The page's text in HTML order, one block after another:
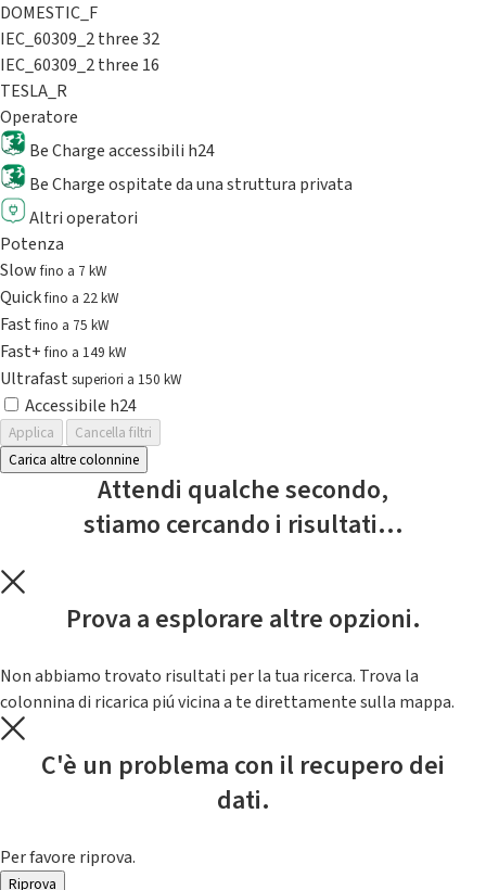
DOMESTIC_F
IEC_60309_2 three 32
IEC_60309_2 three 16
TESLA_R
Operatore
Be Charge accessibili h24
Be Charge ospitate da una struttura privata
Altri operatori
Potenza
Slowfino a 7 kW
Quickfino a 22 kW
Fastfino a 75 kW
Fast+fino a 149 kW
Ultrafast superiori a 150 kW
Accessibile h24
Applica
Cancella filtri
Carica altre colonnine
Attendi qualche secondo,
stiamo cercando i risultati...
Prova a esplorare altre opzioni.
Non abbiamo trovato risultati per la tua ricerca. Trova la
colonnina di ricarica piú vicina a te direttamente sulla mappa.
C'è un problema con il recupero dei
dati.
Per favore riprova.
Riprova